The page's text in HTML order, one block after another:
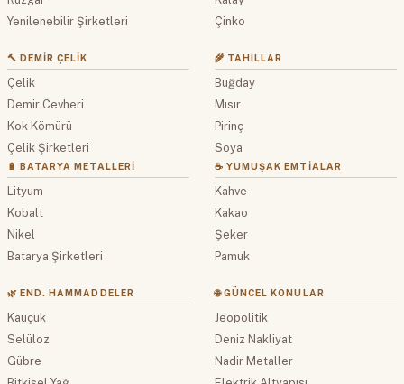
Yenilenebilir Şirketleri
Çinko
🔨 DEMIR ÇELIK
Çelik
Demir Cevheri
Kok Kömürü
Çelik Şirketleri
🔋 BATARYA METALLERI
Lityum
Kobalt
Nikel
Batarya Şirketleri
🌾 TAHILLAR
Buğday
Mısır
Pirinç
Soya
☕ YUMUŞAK EMTIALAR
Kahve
Kakao
Şeker
Pamuk
🌿 END. HAMMADDELER
Kauçuk
Selüloz
Gübre
🌐 GÜNCEL KONULAR
Jeopolitik
Deniz Nakliyat
Nadir Metaller